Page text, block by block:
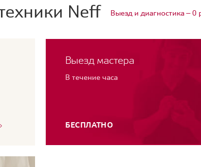
Neff Выезд и диагностика — 0
Выезд мастера
В течение часа
БЕСПЛАТНО